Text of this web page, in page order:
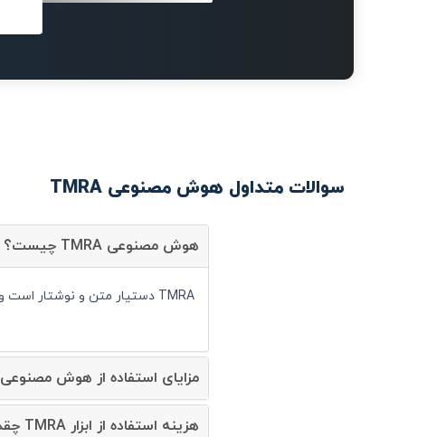
سوالات متداول هوش مصنوعی TMRA
هوش مصنوعی TMRA چیست؟
TMRA دستیار متن و نوشتار است و شما می توانید با کمک آن سرعت انجام کارهای خود را به صورت قابل توجهی افزایش دهید.
مزایای استفاده از هوش مصنوعی TMRA چیست؟
هزینه استفاده از ابزار TMRA چقدر است؟